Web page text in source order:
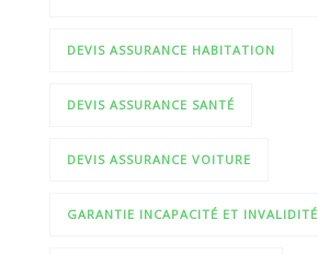
DEVIS ASSURANCE HABITATION
DEVIS ASSURANCE SANTÉ
DEVIS ASSURANCE VOITURE
GARANTIE INCAPACITÉ ET INVALIDITÉ